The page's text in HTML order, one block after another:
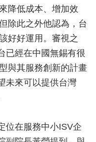
降低成本、增加效
除此之外他認為，台
好好運用。審視之
已經在中國無錫有很
與其服務創新的計畫
未來可以提供台灣
位在服務中小ISV企